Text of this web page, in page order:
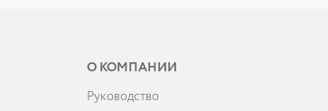
О КОМПАНИИ
Руководство